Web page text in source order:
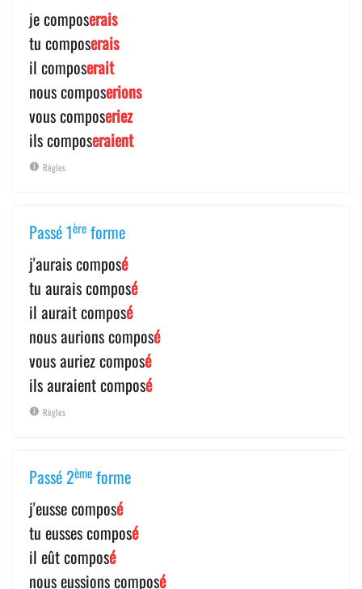
je composerais
tu composerais
il composerait
nous composerions
vous composeriez
ils composeraient
Règles
Passé 1ère forme
j'aurais composé
tu aurais composé
il aurait composé
nous aurions composé
vous auriez composé
ils auraient composé
Règles
Passé 2ème forme
j'eusse composé
tu eusses composé
il eût composé
nous eussions composé